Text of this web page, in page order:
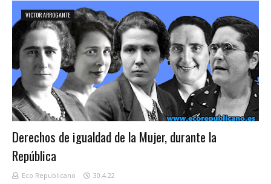
VICTOR ARROGANTE
Derechos de igualdad de la Mujer, durante la
República
Eco Republicano 30.4.22